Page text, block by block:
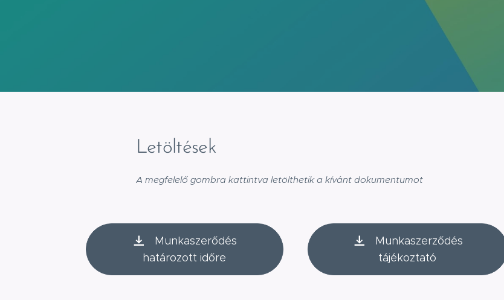
Letöltések
A megfelelő gombra kattintva letölthetik a kívánt dokumentumot
Munkaszerődés
határozott időre
Munkaszerződés
tájékoztató